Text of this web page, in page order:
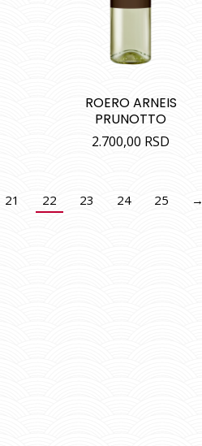
ROERO ARNEIS
PRUNOTTO
2.700,00 RSD
21 22 23 24 25 →